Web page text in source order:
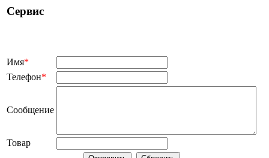
Сервис
Имя*
Телефон*
Сообщение
Товар